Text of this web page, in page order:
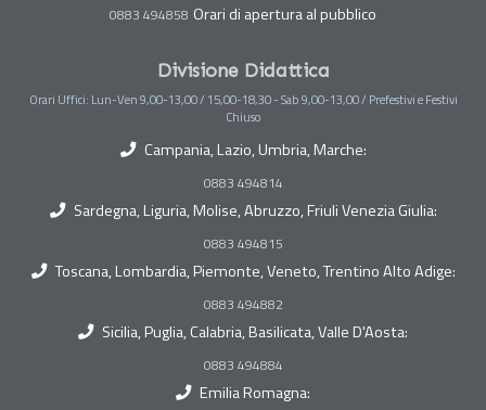
0883 494858 Orari di apertura al pubblico
Divisione Didattica
Orari Uffici: Lun-Ven 9,00-13,00 / 15,00-18,30 - Sab 9,00-13,00 / Prefestivi e Festivi
Chiuso
Campania, Lazio, Umbria, Marche:
0883 494814
Sardegna, Liguria, Molise, Abruzzo, Friuli Venezia Giulia:
0883 494815
Toscana, Lombardia, Piemonte, Veneto, Trentino Alto Adige:
0883 494882
Sicilia, Puglia, Calabria, Basilicata, Valle D'Aosta:
0883 494884
Emilia Romagna: